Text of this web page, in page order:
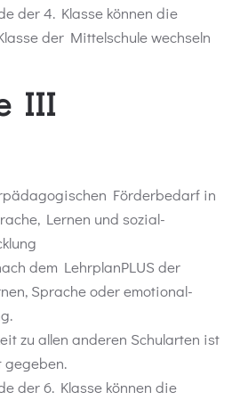
der 4. Klasse können die
der Mittelschule wechseln
III
Förderbedarf in
Lernen und sozial-
dem LehrplanPLUS der
Sprache oder emotional-
zu allen anderen Schularten ist
gegeben.
der 6. Klasse können die